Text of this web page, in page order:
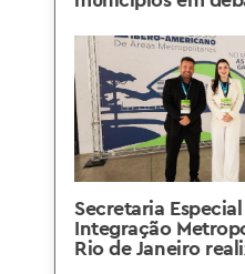
Secretaria
Integração
Rio de Janeiro